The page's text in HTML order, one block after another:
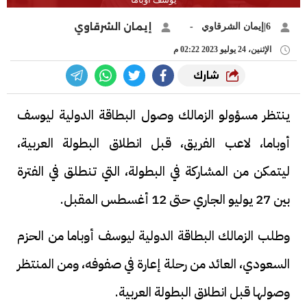
إيمان الشرقاوي
الإثنين، 24 يوليو 2023 02:22 م
شارك
ينتظر مسؤولو الزمالك وصول البطاقة الدولية ليوسف
أوباما، لاعب الفريق، قبل انطلاق البطولة العربية،
ليتمكن من المشاركة في البطولة، التي تنطلق في الفترة
بين 27 يوليو الجاري حتى 12 أغسطس المقبل.
وطلب الزمالك البطاقة الدولية ليوسف أوباما من الحزم
السعودي، العائد من رحلة إعارة في صفوفه، ومن المنتظر
وصولها قبل انطلاق البطولة العربية.